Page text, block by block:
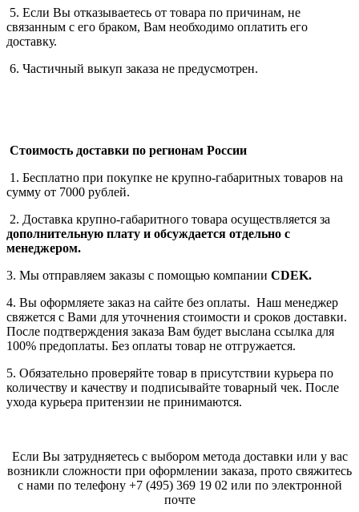
5. Если Вы отказываетесь от товара по причинам, не
связанным с его браком, Вам необходимо оплатить его
доставку.
6. Частичный выкуп заказа не предусмотрен.
Стоимость доставки по регионам России
1. Бесплатно при покупке не крупно-габаритных товаров на
сумму от 7000 рублей.
2. Доставка крупно-габаритного товара осуществляется за
дополнительную плату и обсуждается отдельно с
менеджером.
3. Мы отправляем заказы с помощью компании СDEK.
4. Вы оформляете заказ на сайте без оплаты. Наш менеджер
свяжется с Вами для уточнения стоимости и сроков доставки.
После подтверждения заказа Вам будет выслана ссылка для
100% предоплаты. Без оплаты товар не отгружается.
5. Обязательно проверяйте товар в присутствии курьера по
количеству и качеству и подписывайте товарный чек. После
ухода курьера притензии не принимаются.
Если Вы затрудняетесь с выбором метода доставки или у вас
возникли сложности при оформлении заказа, прото свяжитесь
с нами по телефону +7 (495) 369 19 02 или по электронной
почте